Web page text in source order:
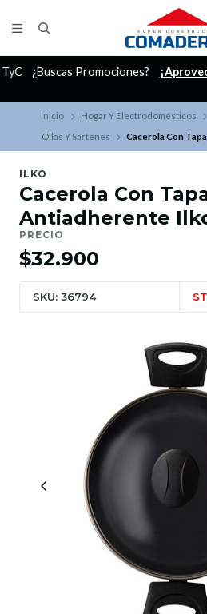
¿Buscas Promociones?
Inicio Hogar Y Electrodomésticos
Ollas Y Sartenes
Cacerola Con
ILKO
Cacerola Con
Antiadherente
PRECIO
$32.900
SKU: 36794